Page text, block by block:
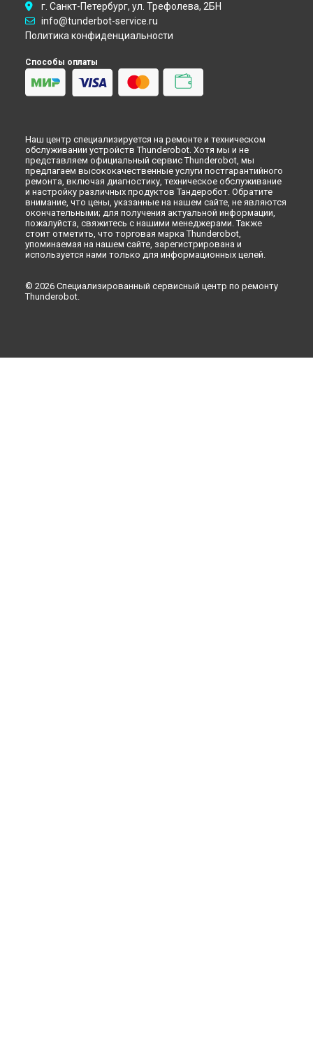
г. Санкт-Петербург, ул. Трефолева, 2БН
info@tunderbot-service.ru
Политика конфиденциальности
Способы оплаты
Наш центр специализируется на ремонте и техническом
обслуживании устройств Thunderobot. Хотя мы и не
представляем официальный сервис Thunderobot, мы
предлагаем высококачественные услуги постгарантийного
ремонта, включая диагностику, техническое обслуживание
и настройку различных продуктов Тандеробот. Обратите
внимание, что цены, указанные на нашем сайте, не являются
окончательными; для получения актуальной информации,
пожалуйста, свяжитесь с нашими менеджерами. Также
стоит отметить, что торговая марка Thunderobot,
упоминаемая на нашем сайте, зарегистрирована и
используется нами только для информационных целей.
© 2026 Специализированный сервисный центр по ремонту
Thunderobot.